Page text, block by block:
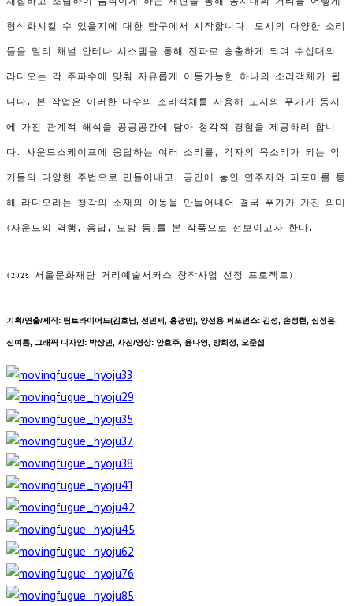
형식화시킬 수 있을지에 대한 탐구에서 시작합니다. 도시의 다양한 소리
들을 멀티 채널 안테나 시스템을 통해 전파로 송출하게 되며 수십대의
라디오는 각 주파수에 맞춰 자유롭게 이동가능한 하나의 소리객체가 됩
니다. 본 작업은 이러한 다수의 소리객체를 사용해 도시와 푸가가 동시
에 가진 관계적 해석을 공공공간에 담아 청각적 경험을 제공하려 합니
다. 사운드스케이프에 응답하는 여러 소리를, 각자의 목소리가 되는 악
기들의 다양한 주법으로 만들어내고, 공간에 놓인 연주자와 퍼포머를 통
해 라디오라는 청각의 소재의 이동을 만들어내어 결국 푸가가 가진 의미
(사운드의 역행, 응답, 모방 등)를 본 작품으로 선보이고자 한다.
(2025 서울문화재단 거리예술서커스 창작사업 선정 프로젝트)
기획/연출/제작: 팀트라이어드(김호남, 전민제, 홍광민), 양선용 퍼포먼스: 김성, 손정현, 심정은,
신여름, 그래픽 디자인: 박상민, 사진/영상: 안효주, 윤나영, 방희정, 오준섭